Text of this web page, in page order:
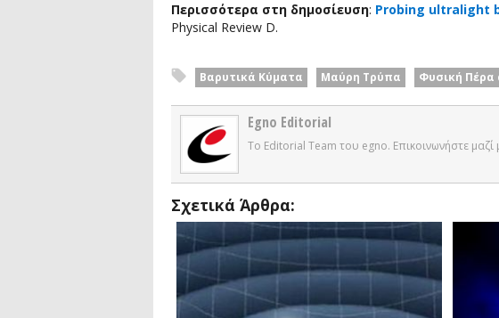
Περισσότερα στη δημοσίευση: Probing ultralight
Physical Review D.
Βαρυτικά Κύματα Μαύρη Τρύπα Φυσική Πέρα
Egno Editorial
Το Editorial Team του egno. Επικοινωνήστε
Σχετικά Άρθρα: